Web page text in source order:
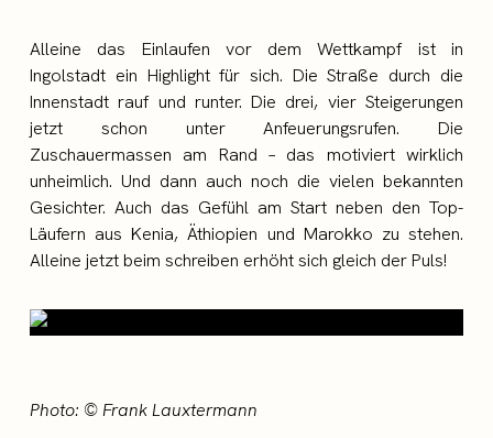
Alleine das Einlaufen vor dem Wettkampf ist in
Ingolstadt ein Highlight für sich. Die Straße durch die
Innenstadt rauf und runter. Die drei, vier Steigerungen
jetzt schon unter Anfeuerungsrufen. Die
Zuschauermassen am Rand – das motiviert wirklich
unheimlich. Und dann auch noch die vielen bekannten
Gesichter. Auch das Gefühl am Start neben den Top-
Läufern aus Kenia, Äthiopien und Marokko zu stehen.
Alleine jetzt beim schreiben erhöht sich gleich der Puls!
Photo: © Frank Lauxtermann